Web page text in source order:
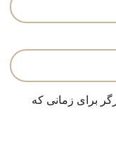
برای زمانی که